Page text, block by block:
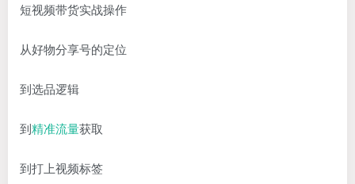
短视频带货实战操作
从好物分享号的定位
到选品逻辑
到精准流量获取
到打上视频标签